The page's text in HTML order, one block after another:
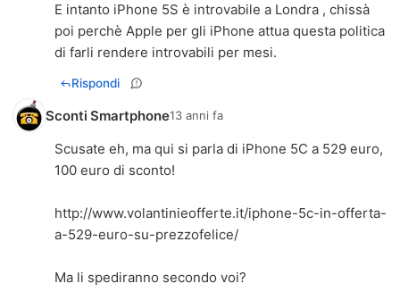
E intanto iPhone 5S è introvabile a Londra , chissà
poi perchè Apple per gli iPhone attua questa politica
di farli rendere introvabili per mesi.
Rispondi
Sconti Smartphone13 anni fa
Scusate eh, ma qui si parla di iPhone 5C a 529 euro,
100 euro di sconto!
http://www.volantinieofferte.it/iphone-5c-in-offerta-
a-529-euro-su-prezzofelice/
Ma li spediranno secondo voi?